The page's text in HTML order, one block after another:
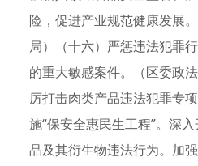
险，促进产业规范健康发展
局）（十六）严惩违法犯罪
的重大敏感案件。（区委政
厉打击肉类产品违法犯罪专
施“保安全惠民生工程”。深
品及其衍生物违法行为。加